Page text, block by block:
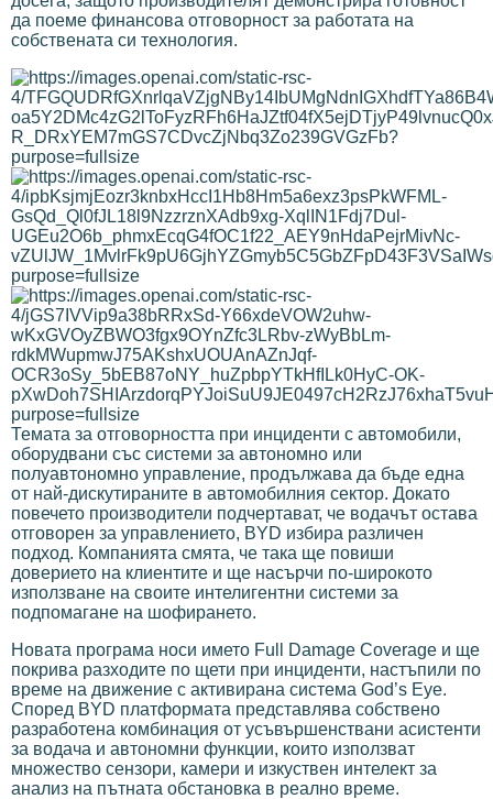
да поеме финансова отговорност за работата на
собствената си технология.
Темата за отговорността при инциденти с автомобили,
оборудвани със системи за автономно или
полуавтономно управление, продължава да бъде една
от най-дискутираните в автомобилния сектор. Докато
повечето производители подчертават, че водачът остава
отговорен за управлението, BYD избира различен
подход. Компанията смята, че така ще повиши
доверието на клиентите и ще насърчи по-широкото
използване на своите интелигентни системи за
подпомагане на шофирането.
Новата програма носи името Full Damage Coverage и ще
покрива разходите по щети при инциденти, настъпили по
време на движение с активирана система God’s Eye.
Според BYD платформата представлява собствено
разработена комбинация от усъвършенствани асистенти
за водача и автономни функции, които използват
множество сензори, камери и изкуствен интелект за
анализ на пътната обстановка в реално време.